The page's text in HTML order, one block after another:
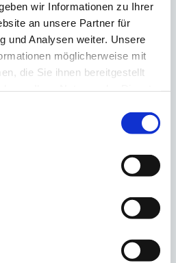
wir Informationen zu Ihrer
an unsere Partner für
und Analysen weiter. Unsere
möglicherweise mit
die Sie ihnen bereitgestellt